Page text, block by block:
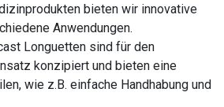
bieten wir innovative
Anwendungen.
Longuetten sind für den
konzipiert und bieten eine
wie z.B. einfache Handhabung und